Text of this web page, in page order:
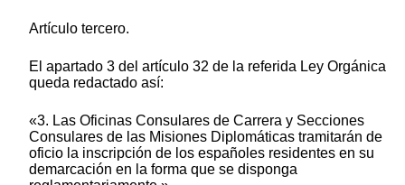
Artículo tercero.
El apartado 3 del artículo 32 de la referida Ley Orgánica
queda redactado así:
«3. Las Oficinas Consulares de Carrera y Secciones
Consulares de las Misiones Diplomáticas tramitarán de
oficio la inscripción de los españoles residentes en su
demarcación en la forma que se disponga